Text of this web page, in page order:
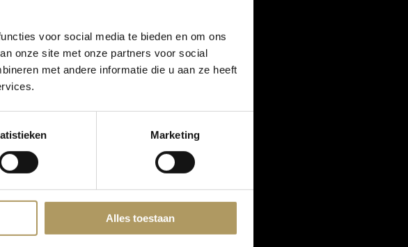
voor social media te bieden en om ons
onze site met onze partners voor social
met andere informatie die u aan ze heeft
Marketing
Alles toestaan